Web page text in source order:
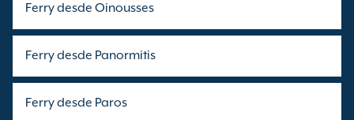
Ferry desde Oinousses
Ferry desde Panormitis
Ferry desde Paros